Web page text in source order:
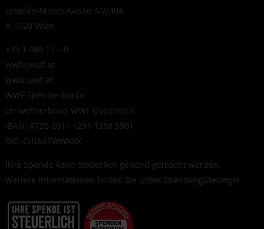
Leopold-Moses-Gasse 4/2/40A
A-1020 Wien
+43 1 488 17 – 0
wwf@wwf.at
www.wwf.at
WWF Spendenkonto
Umweltverband WWF Österreich
IBAN: AT26 2011 1291 1268 3901
BIC: GIBAATWWXXX
Ihre Spende kann steuerlich geltend gemacht werden.
Weitere Informationen finden Sie unter Spendengütesiegel.